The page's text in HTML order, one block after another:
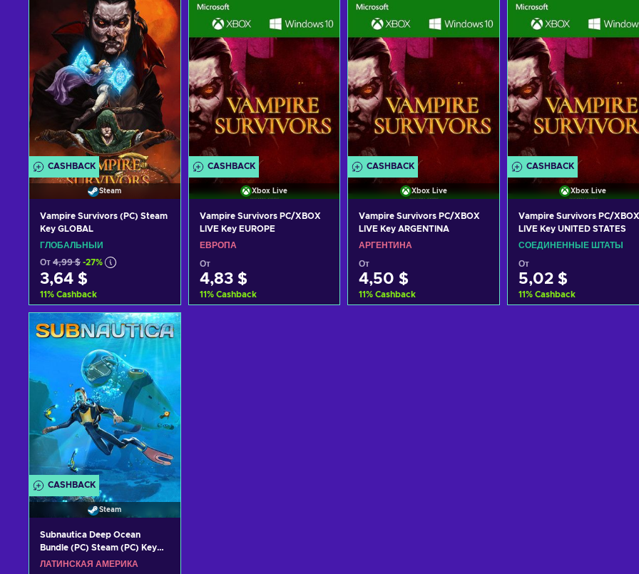
CASHBACK
Steam
Vampire Survivors (PC) Steam
Key GLOBAL
ГЛОБАЛЬНЫЙ
От 4,99 $ -27%
3,64 $
11% Cashback
Добавить в корзину
View offers
CASHBACK
Xbox Live
Vampire Survivors PC/XBOX
LIVE Key EUROPE
ЕВРОПА
От
4,83 $
11% Cashback
CASHBACK
Xbox Live
Vampire Survivors PC/XBOX
LIVE Key ARGENTINA
АРГЕНТИНА
От
4,50 $
11% Cashback
CASHBACK
Xbox Live
Vampire Survivors PC/XBOX
LIVE Key UNITED STATES
СОЕДИНЕННЫЕ ШТАТЫ
От
5,02 $
11% Cashback
CASHBACK
Steam
Subnautica Deep Ocean
Bundle (PC) Steam (PC) Key
LATAM
ЛАТИНСКАЯ АМЕРИКА